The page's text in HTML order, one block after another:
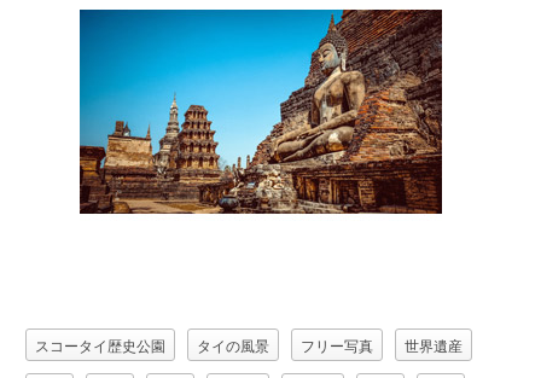
スコータイ歴史公園 タイの風景 フリー写真 世界遺産